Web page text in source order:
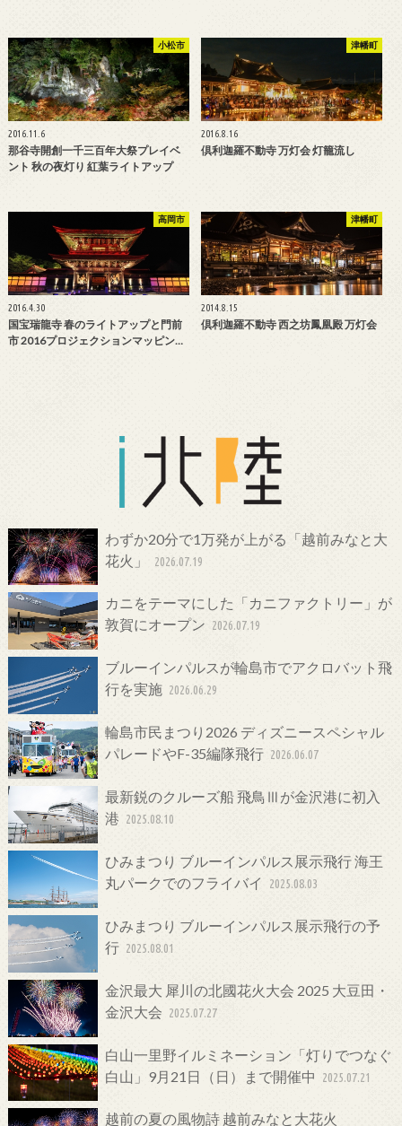
小松市
2016.11.6
那谷寺開創一千三百年大祭プレイベ
ント 秋の夜灯り 紅葉ライトアップ
津幡町
2016.8.16
倶利迦羅不動寺 万灯会 灯籠流し
高岡市
2016.4.30
国宝瑞龍寺 春のライトアップと門前
市 2016プロジェクションマッピン…
津幡町
2014.8.15
倶利迦羅不動寺 西之坊鳳凰殿 万灯会
わずか20分で1万発が上がる「越前みなと大
花火」
2026.07.19
カニをテーマにした「カニファクトリー」が
敦賀にオープン 2026.07.19
ブルーインパルスが輪島市でアクロバット飛
行を実施 2026.06.29
輪島市民まつり2026 ディズニースペシャル
パレードやF-35編隊飛行 2026.06.07
最新鋭のクルーズ船 飛鳥Ⅲが金沢港に初入
港 2025.08.10
ひみまつり ブルーインパルス展示飛行 海王
丸パークでのフライバイ
2025.08.03
ひみまつり ブルーインパルス展示飛行の予
行 2025.08.01
金沢最大 犀川の北國花火大会 2025 大豆田・
金沢大会 2025.07.27
白山一里野イルミネーション「灯りでつなぐ
白山」9月21日（日）まで開催中
2025.07.21
越前の夏の風物詩 越前みなと大花火